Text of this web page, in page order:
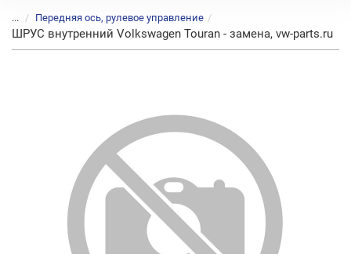
... Передняя ось, рулевое управление
ШРУС внутренний Volkswagen Touran - замена, vw-parts.ru